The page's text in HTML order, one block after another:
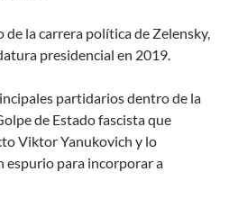
de la carrera política de Zelensky,
presidencial en 2019.
partidarios dentro de la
de Estado fascista que
Viktor Yanukovich y lo
espurio para incorporar a